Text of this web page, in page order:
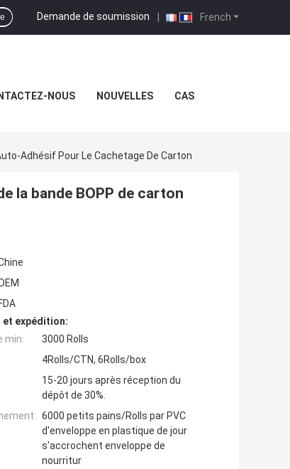
French
Demande de soumission |
NOUS NOUVELLES CAS
Adhésif Pour Le Cachetage De Carton
la bande BOPP de carton
FDA
et expédition:
min:
3000 Rolls
4Rolls/CTN, 6Rolls/box
15-20 jours après réception du
dépôt de 30%.
6000 petits pains/Rolls par PVC
d'enveloppe en plastique de jour
s'accrochent enveloppe de
nourritur